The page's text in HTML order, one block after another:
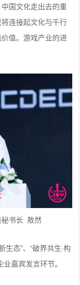
值。游戏产业的进
书长 敖然
态”、“破界共生·构
生以《循“新”而动，